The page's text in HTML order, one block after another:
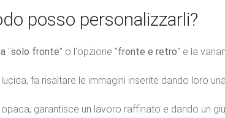
posso personalizzarli?
"solo fronte" o l'opzione "fronte e retro" e la
fa risaltare le immagini inserite dando loro
garantisce un lavoro raffinato e dando un